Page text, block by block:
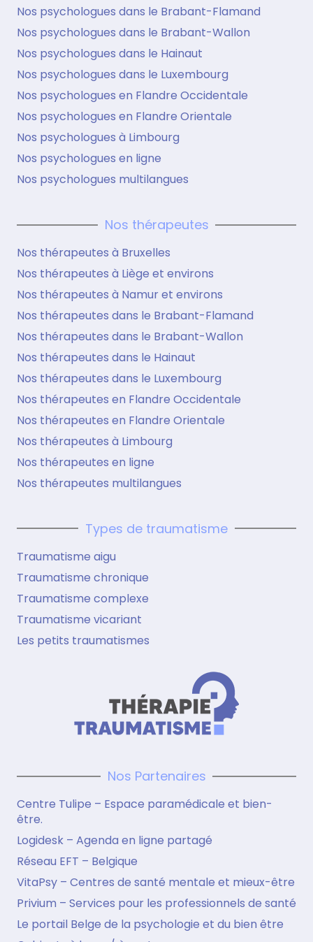
Nos psychologues dans le Brabant-Flamand
Nos psychologues dans le Brabant-Wallon
Nos psychologues dans le Hainaut
Nos psychologues dans le Luxembourg
Nos psychologues en Flandre Occidentale
Nos psychologues en Flandre Orientale
Nos psychologues à Limbourg
Nos psychologues en ligne
Nos psychologues multilangues
Nos thérapeutes
Nos thérapeutes à Bruxelles
Nos thérapeutes à Liège et environs
Nos thérapeutes à Namur et environs
Nos thérapeutes dans le Brabant-Flamand
Nos thérapeutes dans le Brabant-Wallon
Nos thérapeutes dans le Hainaut
Nos thérapeutes dans le Luxembourg
Nos thérapeutes en Flandre Occidentale
Nos thérapeutes en Flandre Orientale
Nos thérapeutes à Limbourg
Nos thérapeutes en ligne
Nos thérapeutes multilangues
Types de traumatisme
Traumatisme aigu
Traumatisme chronique
Traumatisme complexe
Traumatisme vicariant
Les petits traumatismes
Nos Partenaires
Centre Tulipe – Espace paramédicale et bien-
être.
Logidesk – Agenda en ligne partagé
Réseau EFT – Belgique
VitaPsy – Centres de santé mentale et mieux-être
Privium – Services pour les professionnels de santé
Le portail Belge de la psychologie et du bien être